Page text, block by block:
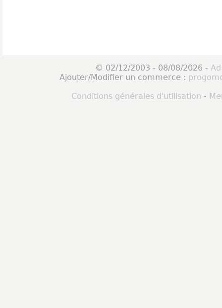
© 02/12/2003 - 08/08/2026 -
Ajouter/Modifier un commerce :
Conditions générales d'utilisation -